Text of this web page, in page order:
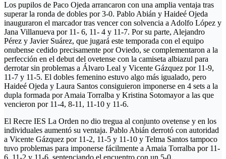
Los pupilos de Paco Ojeda arrancaron con una amplia ventaja tras
superar la ronda de dobles por 3-0. Pablo Abián y Haideé Ojeda
inauguraron el marcador tras vencer con solvencia a Adolfo López y
Jana Villanueva por 11- 6, 11- 4 y 11-7. Por su parte, Alejandro
Pérez y Javier Suárez, que jugará este temporada con el equipo
onubense cedido precisamente por Oviedo, se complementaron a la
perfección en el debut del ovetense con la camiseta albiazul para
derrotar sin problemas a Álvaro Leal y Vicente Gázquez por 11-9,
11-7 y 11-5. El dobles femenino estuvo algo más igualado, pero
Haideé Ojeda y Laura Santos consiguieron imponerse en 4 sets a la
dupla formada por Amaia Torralba y Kristina Sotomayor a las que
vencieron por 11-4, 8-11, 11-10 y 11-6.
El Recre IES La Orden no dio tregua al conjunto ovetense y en los
individuales aumentó su ventaja. Pablo Abián derrotó con autoridad
a Vicente Gázquez por 11-2, 11-5 y 11-10 y Telma Santos tampoco
tuvo problemas para imponerse fácilmente a Amaia Torralba por 11-